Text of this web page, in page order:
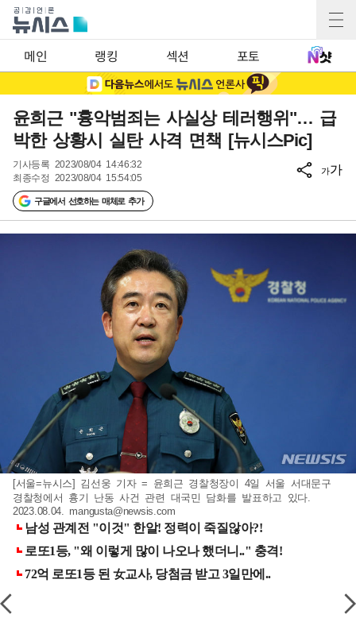
메인 랭킹 섹션 포토
윤희근 "흉악범죄는 사실상 테러행위"… 급
박한 상황시 실탄 사격 면책 [뉴시스Pic]
기사등록 2023/08/04 14:46:32
최종수정 2023/08/04 15:54:05
구글에서 선호하는 매체로 추가
가가
[서울=뉴시스] 김선웅 기자 = 윤희근 경찰청장이 4일 서울 서대문구
경찰청에서 흉기 난동 사건 관련 대국민 담화를 발표하고 있다.
2023.08.04. mangusta@newsis.com